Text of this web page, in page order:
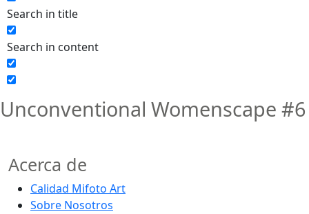
Search in title
Search in content
Unconventional Womenscape #6
Acerca de
Calidad Mifoto Art
Sobre Nosotros